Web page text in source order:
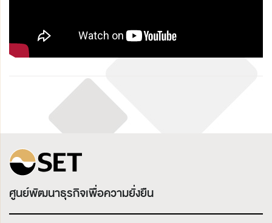
ศูนย์พัฒนาธุรกิจเพื่อความยั่งยืน